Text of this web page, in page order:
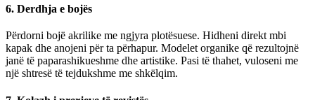
6. Derdhja e bojës
Përdorni bojë akrilike me ngjyra plotësuese. Hidheni direkt mbi
kapak dhe anojeni për ta përhapur. Modelet organike që rezultojnë
janë të paparashikueshme dhe artistike. Pasi të thahet, vuloseni me
një shtresë të tejdukshme me shkëlqim.